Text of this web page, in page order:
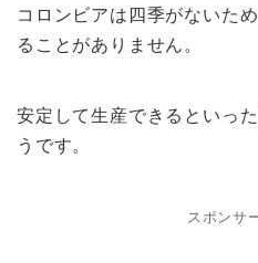
コロンビアは四季がないた
ることがありません。
安定して生産できるといっ
うです。
スポンサ